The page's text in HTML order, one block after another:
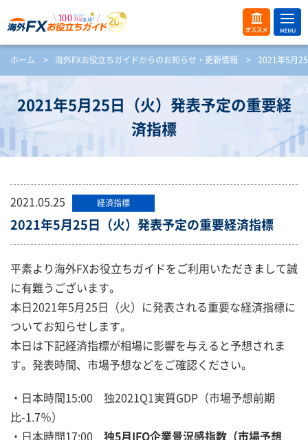
オス
スメ
ME
NU
開
く
ホーム > 海外FXお役立ちガイドからのお知らせ・更新情報 > 2021年5月
2021年5月25日（火）発表予定の重要経
済指標
2021.05.25 経済指標
2021年5月25日（火）発表予定の重要経済指標
平素より海外FXお役立ちガイドをご利用いただきまして誠
に有難うございます。
本日2021年5月25日（火）に発表される重要な経済指標に
ついてお知らせします。
本日は下記経済指標が相場に影響を与えると予想されま
す。発表時間、市場予想などをご確認ください。
・日本時間15:00 独2021Q1実質GDP（市場予想前期
比-1.7％）
・日本時間17:00 独5月IFO企業景況感指数（市場予想